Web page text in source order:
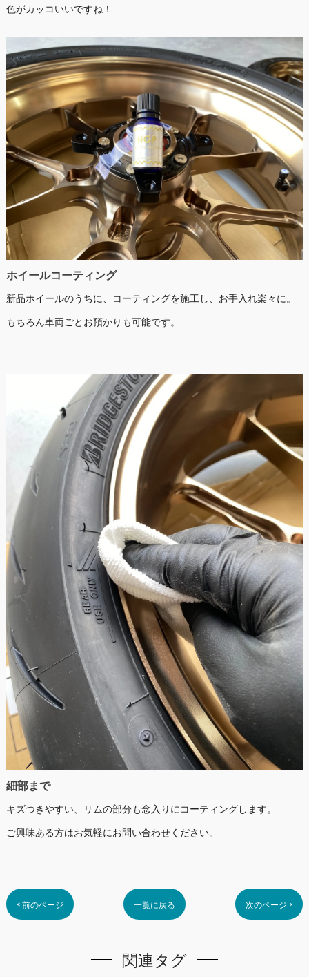
色がカッコいいですね！
ホイールコーティング
新品ホイールのうちに、コーティングを施工し、お手入れ楽々に。
もちろん車両ごとお預かりも可能です。
細部まで
キズつきやすい、リムの部分も念入りにコーティングします。
ご興味ある方はお気軽にお問い合わせください。
< 前のページ 一覧に戻る 次のページ >
関連タグ